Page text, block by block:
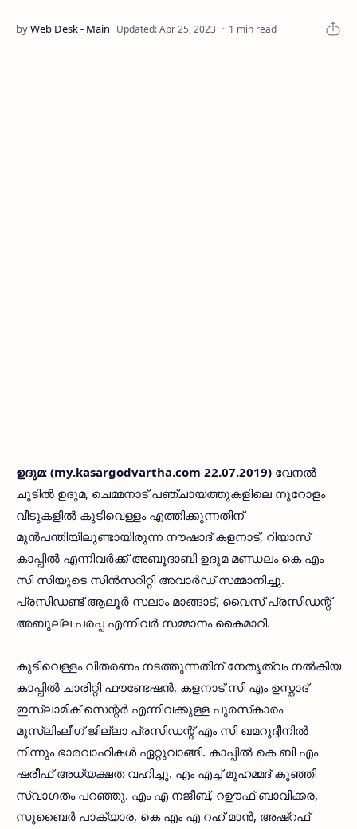
1 min read
ഉദുമ: (my.kasargodvartha.com 22.07.2019) വേനല്‍
ചൂടില്‍ ഉദുമ, ചെമ്മനാട് പഞ്ചായത്തുകളിലെ നൂറോളം
വീടുകളില്‍ കുടിവെള്ളം എത്തിക്കുന്നതിന്
മുന്‍പന്തിയിലുണ്ടായിരുന്ന നൗഷാദ് കളനാട്, റിയാസ്
കാപ്പില്‍ എന്നിവര്‍ക്ക് അബൂദാബി ഉദുമ മണ്ഡലം കെ എം
സി സിയുടെ സിന്‍സറിറ്റി അവാര്‍ഡ് സമ്മാനിച്ചു.
പ്രസിഡണ്ട് ആലൂര്‍ സലാം മാങ്ങാട്, വൈസ് പ്രസിഡന്റ്
അബുല്ല പരപ്പ എന്നിവര്‍ സമ്മാനം കൈമാറി.
കുടിവെള്ളം വിതരണം നടത്തുന്നതിന് നേതൃത്വം നല്‍കിയ
കാപ്പില്‍ ചാരിറ്റി ഫൗണ്ടേഷന്‍, കളനാട് സി എം ഉസ്താദ്
ഇസ്ലാമിക് സെന്റര്‍ എന്നിവക്കുള്ള പുരസ്‌കാരം
മുസ്ലിംലീഗ് ജില്ലാ പ്രസിഡന്റ് എം സി ഖമറുദ്ദീനില്‍
നിന്നും ഭാരവാഹികള്‍ ഏറ്റുവാങ്ങി. കാപ്പില്‍ കെ ബി എം
ഷരീഫ് അധ്യക്ഷത വഹിച്ചു. എം എച്ച് മുഹമ്മദ് കുഞ്ഞി
സ്വാഗതം പറഞ്ഞു. എം എ നജീബ്, റഊഫ് ബാവിക്കര,
സുബൈര്‍ പാക്യാര, കെ എം എ റഹ് മാന്‍, അഷ്‌റഫ്